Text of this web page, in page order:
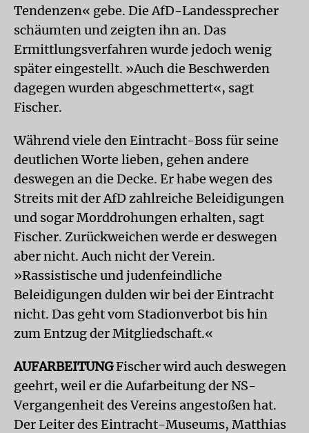
Tendenzen« gebe. Die AfD-Landessprecher
schäumten und zeigten ihn an. Das
Ermittlungsverfahren wurde jedoch wenig
später eingestellt. »Auch die Beschwerden
dagegen wurden abgeschmettert«, sagt
Fischer.
Während viele den Eintracht-Boss für seine
deutlichen Worte lieben, gehen andere
deswegen an die Decke. Er habe wegen des
Streits mit der AfD zahlreiche Beleidigungen
und sogar Morddrohungen erhalten, sagt
Fischer. Zurückweichen werde er deswegen
aber nicht. Auch nicht der Verein.
»Rassistische und judenfeindliche
Beleidigungen dulden wir bei der Eintracht
nicht. Das geht vom Stadionverbot bis hin
zum Entzug der Mitgliedschaft.«
AUFARBEITUNGFischer wird auch deswegen
geehrt, weil er die Aufarbeitung der NS-
Vergangenheit des Vereins angestoßen hat.
Der Leiter des Eintracht-Museums, Matthias